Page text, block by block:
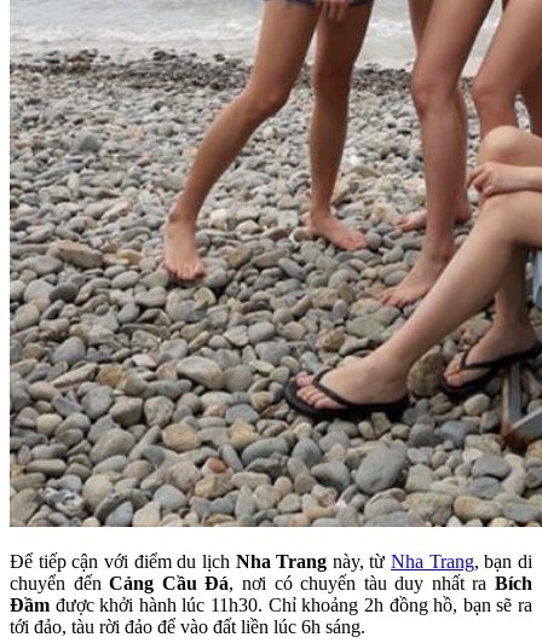
Để tiếp cận với điểm du lịch Nha Trang này, từNha Trang, bạn di
chuyển đếnCảng Cầu Đá, nơi có chuyến tàu duy nhất raBích
Đầm được khởi hành lúc 11h30. Chỉ khoảng 2h đồng hồ, bạn sẽ ra
tới đảo, tàu rời đảo để vào đất liền lúc 6h sáng.